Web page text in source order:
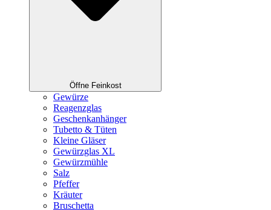
Öffne Feinkost
Gewürze
Reagenzglas
Geschenkanhänger
Tubetto & Tüten
Kleine Gläser
Gewürzglas XL
Gewürzmühle
Salz
Pfeffer
Kräuter
Bruschetta